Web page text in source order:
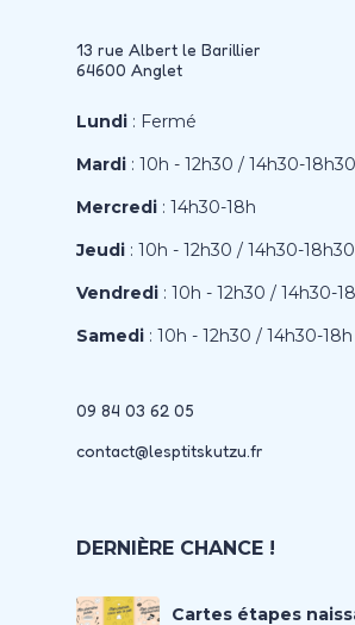
13 rue Albert le Barillier
64600 Anglet
Lundi : Fermé
Mardi : 10h - 12h30 / 14h30-18h30
Mercredi : 14h30-18h
Jeudi : 10h - 12h30 / 14h30-18h30
Vendredi : 10h - 12h30 / 14h30-
Samedi : 10h - 12h30 / 14h30-18h
09 84 03 62 05
contact@lesptitskutzu.fr
DERNIÈRE CHANCE !
Cartes étapes